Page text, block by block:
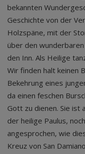
bekannten
Geschichte von der
Holzspäne, mit der
über den
den Inn. Als Heilige
Wir finden halt keinen
Bekehrung eines
da einen feschen
Gott zu dienen. Sie ist
der heilige Paulus,
angesprochen, wie
Kreuz von San